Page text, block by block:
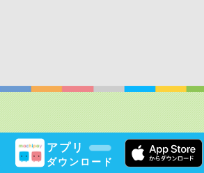
アプリ
ダウンロード